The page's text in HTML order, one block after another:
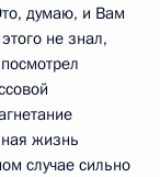
думаю, и Вам
не знал,
жизнь
случае сильно